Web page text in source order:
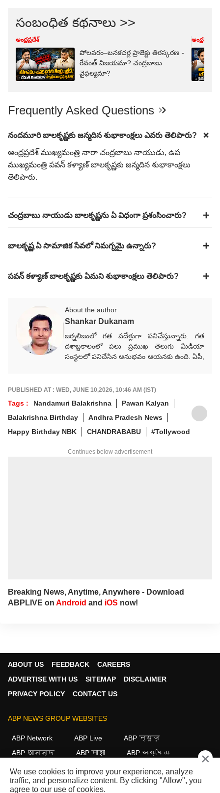
సంబంధిత కథనాలు >>
ఆంధ్రప్రదేశ్
పోలవరం–బనకచర్ల ప్రాజెక్టు తిరస్కరణ -
రేవంత్ విజయమా? చంద్రబాబు
వైఫల్యమా?
ఆంధ్రప్రదేశ్
Frequently Asked Questions
నందమూరి బాలకృష్ణకు జన్మదిన శుభాకాంక్షలు ఎవరు తెలిపారు?
ఆంధ్రప్రదేశ్ ముఖ్యమంత్రి నారా చంద్రబాబు నాయుడు, ఉప
ముఖ్యమంత్రి పవన్ కళ్యాణ్ బాలకృష్ణకు జన్మదిన శుభాకాంక్షలు
తెలిపారు.
చంద్రబాబు నాయుడు బాలకృష్ణను ఏ విధంగా ప్రశంసించారు?
బాలకృష్ణ ఏ సామాజిక సేవలో నిమగ్నమై ఉన్నారు?
పవన్ కళ్యాణ్ బాలకృష్ణకు ఏమని శుభాకాంక్షలు తెలిపారు?
About the author
Shankar Dukanam
జర్నలిజంలో గత పదేళ్లుగా పనిచేస్తున్నారు. గత
దశాబ్దకాలంలో పలు ప్రముఖ తెలుగు మీడియా
సంస్థలలో పనిచేసిన అనుభవం ఆయనకు ఉంది. ఏపీ,
గ్రాడ్యుయేషన్ పూర్తయ్యాక జర్నలిజం కోర్సు పూర్తిచేసి
కెరీర్‌గా ఎంచుకున్నారు. నేషనల్ మీడియాకు చెందిన
పలు తెలుగు మీడియా సంస్థలలో సీనియర్ కంటెంట్
రైటర్‌గా సేవలు అందించారు. జర్నలిజంలో వందేళ్లకు
పైగా చరిత్ర ఉన్న ఆనంద్ బజార్ పత్రిక నెట్‌వర్క్ (ABP
Network)కు చెందిన తెలుగు డిజిటల్ మీడియా
ఏబీపీ దేశంలో గత నాలుగేళ్ల నుంచి న్యూస్
PUBLISHED AT : WED, JUNE 10,2026, 10:46 AM (IST)
Tags : Nandamuri Balakrishna
Pawan Kalyan
Balakrishna Birthday
Andhra Pradesh News
Happy Birthday NBK
CHANDRABABU #Tollywood
Continues below advertisement
Breaking News, Anytime, Anywhere - Download
ABPLIVE on Android and iOS now!
ABOUT US FEEDBACK
CAREERS
ADVERTISE WITH US
SITEMAP
DISCLAIMER
PRIVACY POLICY
CONTACT US
ABP NEWS GROUP WEBSITES
ABP Network ABP Live
ABP न्यूज़
ABP আনন্দ
ABP माझा
ABP અસ્મિતા
ABP Ganga
ABP ਸਾਂਝਾ ABP நாடு ABP దేశం
FOLLOW US
×
We use cookies to improve your experience, analyze
traffic, and personalize content. By clicking "Allow", you
agree to our use of cookies.